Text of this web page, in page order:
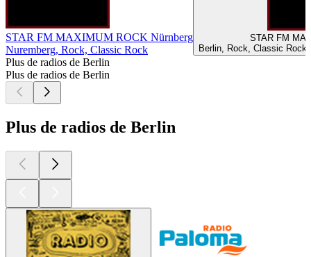
STAR FM MAXIMUM ROCK Nürnberg
Nuremberg, Rock, Classic Rock
Berlin, Rock, Classic
Plus de radios de Berlin
Plus de radios de Berlin
Plus de radios de Berlin